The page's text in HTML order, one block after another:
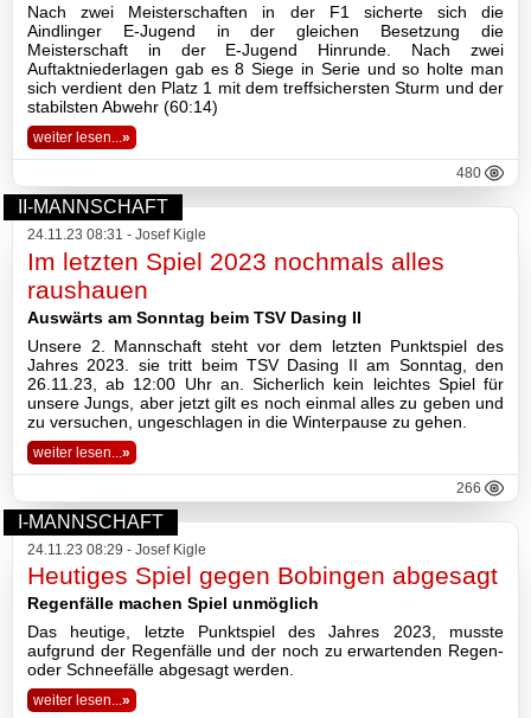
2009
2008
Impressum
Datenschutzerklärung
Haftungsausschluss
Nach zwei Meisterschaften in der F1 sicherte sich die
Aindlinger E-Jugend in der gleichen Besetzung die
Meisterschaft in der E-Jugend Hinrunde. Nach zwei
Auftaktniederlagen gab es 8 Siege in Serie und so holte man
sich verdient den Platz 1 mit dem treffsichersten Sturm und der
stabilsten Abwehr (60:14)
weiter lesen...»
480
II-MANNSCHAFT
24.11.23 08:31 - Josef Kigle
Im letzten Spiel 2023 nochmals alles
raushauen
Auswärts am Sonntag beim TSV Dasing II
Unsere 2. Mannschaft steht vor dem letzten Punktspiel des
Jahres 2023. sie tritt beim TSV Dasing II am Sonntag, den
26.11.23, ab 12:00 Uhr an. Sicherlich kein leichtes Spiel für
unsere Jungs, aber jetzt gilt es noch einmal alles zu geben und
zu versuchen, ungeschlagen in die Winterpause zu gehen.
weiter lesen... »
266
I-MANNSCHAFT
24.11.23 08:29 - Josef Kigle
Heutiges Spiel gegen Bobingen abgesagt
Regenfälle machen Spiel unmöglich
Das heutige, letzte Punktspiel des Jahres 2023, musste
aufgrund der Regenfälle und der noch zu erwartenden Regen-
oder Schneefälle abgesagt werden.
weiter lesen...»